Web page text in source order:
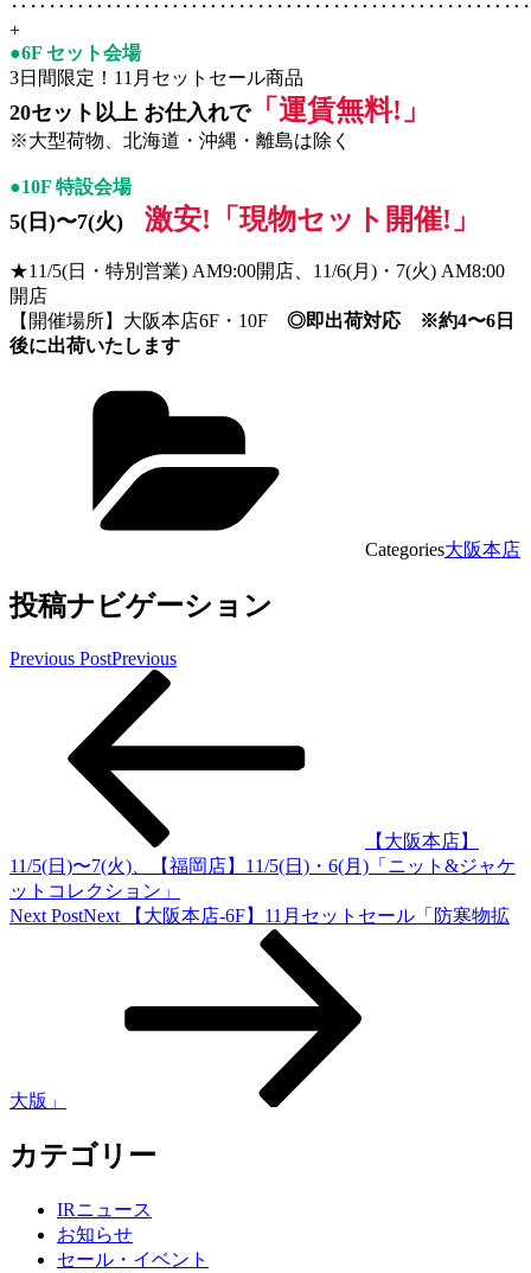
+
●6F セット会場
3日間限定！11月セットセール商品
20セット以上 お仕入れで「運賃無料!」
※大型荷物、北海道・沖縄・離島は除く
●10F 特設会場
5(日)〜7(火) 激安!「現物セット開催!」
★11/5(日・特別営業) AM9:00開店、11/6(月)・7(火) AM8:00
開店
【開催場所】大阪本店6F・10F ◎即出荷対応 ※約4〜6日
後に出荷いたします
Categories大阪本店
投稿ナビゲーション
Previous PostPrevious
【大阪本店】
11/5(日)〜7(火)、【福岡店】11/5(日)・6(月)「ニット&ジャケ
ットコレクション」
Next PostNext 【大阪本店-6F】11月セットセール「防寒物拡
大版」
カテゴリー
IRニュース
お知らせ
セール・イベント